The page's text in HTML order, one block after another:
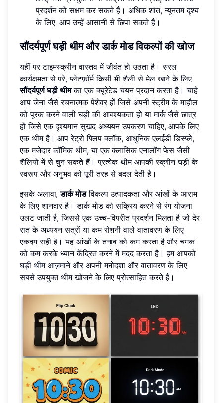
प्रदर्शन को सक्षम कर सकते हैं। अधिक शांत, न्यूनतम दृश्य
के लिए, आप उन्हें आसानी से छिपा सकते हैं।
सौंदर्यपूर्ण घड़ी थीम और डार्क मोड विकल्पों की खोज
यहीं पर टाइमस्क्रीन वास्तव में जीवंत हो उठता है। सरल
कार्यक्षमता से परे, प्लेटफ़ॉर्म किसी भी शैली से मेल खाने के लिए
सौंदर्यपूर्ण घड़ी थीमका एक क्यूरेटेड चयन प्रदान करता है। चाहे
आप जेना जैसे रचनात्मक पेशेवर हों जिसे अपनी स्ट्रीम के माहौल
को पूरक करने वाली घड़ी की आवश्यकता हो या मार्क जैसे छात्र
हों जिसे एक दृश्यमान सुखद अध्ययन उपकरण चाहिए, आपके लिए
एक थीम है। आप रेट्रो फ्लिप क्लॉक, आधुनिक एलईडी डिस्प्ले,
एक मजेदार कॉमिक थीम, या एक क्लासिक एनालॉग फेस जैसी
शैलियों में से चुन सकते हैं। प्रत्येक थीम आपकी स्क्रीन घड़ी के
स्वरूप और अनुभव को पूरी तरह से बदल देती है।
इसके अलावा,डार्क मोडविकल्प उत्पादकता और आंखों के आराम
के लिए शानदार है। डार्क मोड को सक्रिय करने से रंग योजना
उलट जाती है, जिससे एक उच्च-विपरीत प्रदर्शन मिलता है जो देर
रात के अध्ययन सत्रों या कम रोशनी वाले वातावरण के लिए
एकदम सही है। यह आंखों के तनाव को कम करता है और चमक
को कम करके ध्यान केंद्रित करने में मदद करता है। हम आपको
घड़ी थीम आज़मानेऔर अपनी मनोदशा और वातावरण के लिए
सबसे उपयुक्त थीम खोजने के लिए प्रोत्साहित करते हैं।